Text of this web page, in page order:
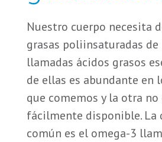
Nuestro cuerpo necesita
grasas poliinsaturadas
llamadas ácidos grasos
de ellas es abundante en
que comemos y la otra
fácilmente disponible. La
común es el omega-3